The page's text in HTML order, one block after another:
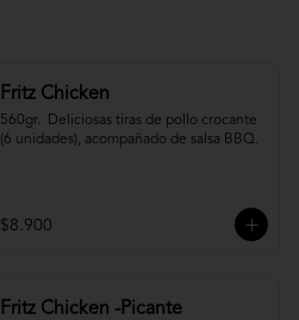
Fritz Chicken
560gr.  Deliciosas tiras de pollo crocante
(6 unidades), acompañado de salsa BBQ.
$8.900
Fritz Chicken -Picante